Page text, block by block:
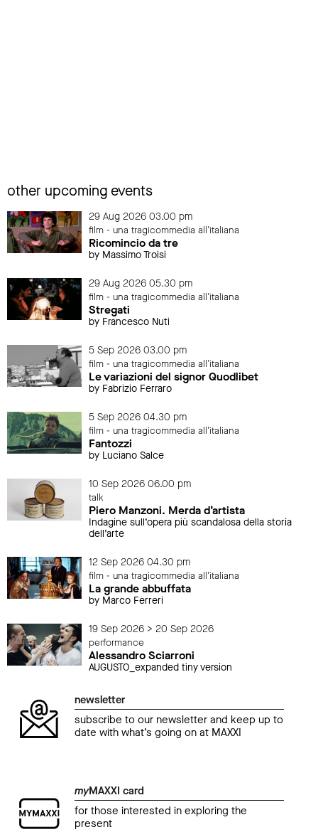
other upcoming events
29 Aug 2026 03.00 pm
film - una tragicommedia all'italiana
Ricomincio da tre
by Massimo Troisi
29 Aug 2026 05.30 pm
film - una tragicommedia all'italiana
Stregati
by Francesco Nuti
5 Sep 2026 03.00 pm
film - una tragicommedia all'italiana
Le variazioni del signor Quodlibet
by Fabrizio Ferraro
5 Sep 2026 04.30 pm
film - una tragicommedia all'italiana
Fantozzi
by Luciano Salce
10 Sep 2026 06.00 pm
talk
Piero Manzoni. Merda d’artista
Indagine sull’opera più scandalosa della storia
dell’arte
12 Sep 2026 04.30 pm
film - una tragicommedia all'italiana
La grande abbuffata
by Marco Ferreri
19 Sep 2026 > 20 Sep 2026
performance
Alessandro Sciarroni
AUGUSTO_expanded tiny version
newsletter
subscribe to our newsletter and keep up to
date with what’s going on at MAXXI
myMAXXI card
for those interested in exploring the
present